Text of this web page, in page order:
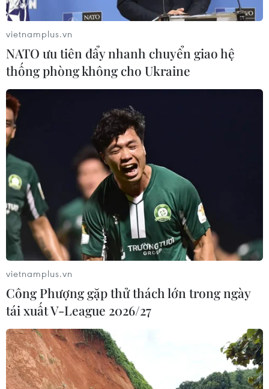
Phiến quân tấn công, bắt cóc 8 người tại
một bệnh viện ở Nigeria
05/07/2021 10:41
Kể từ tháng 12/2020 đến nay, hơn 800 sinh viên đã bị
bắt cóc tại Nigieria và đến nay vẫn còn ít nhất 150
người bị mất tích.
vietnamplus.vn
NATO ưu tiên đẩy nhanh chuyển giao hệ
thống phòng không cho Ukraine
vietnamplus.vn
Công Phượng gặp thử thách lớn trong ngày
tái xuất V-League 2026/27